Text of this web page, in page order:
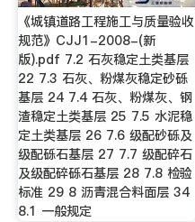
《城镇道路工程施工与质量验收
规范》CJJ1-2008-(新
版).pdf 7.2 石灰稳定土类基层
22 7.3 石灰、粉煤灰稳定砂砾
基层 24 7.4 石灰、粉煤灰、钢
渣稳定土类基层 25 7.5 水泥稳
定土类基层 26 7.6 级配砂砾及
级配砾石基层 27 7.7 级配碎石
及级配碎砾石基层 28 7.8 检验
标准 29 8 沥青混合料面层 34
8.1 一般规定